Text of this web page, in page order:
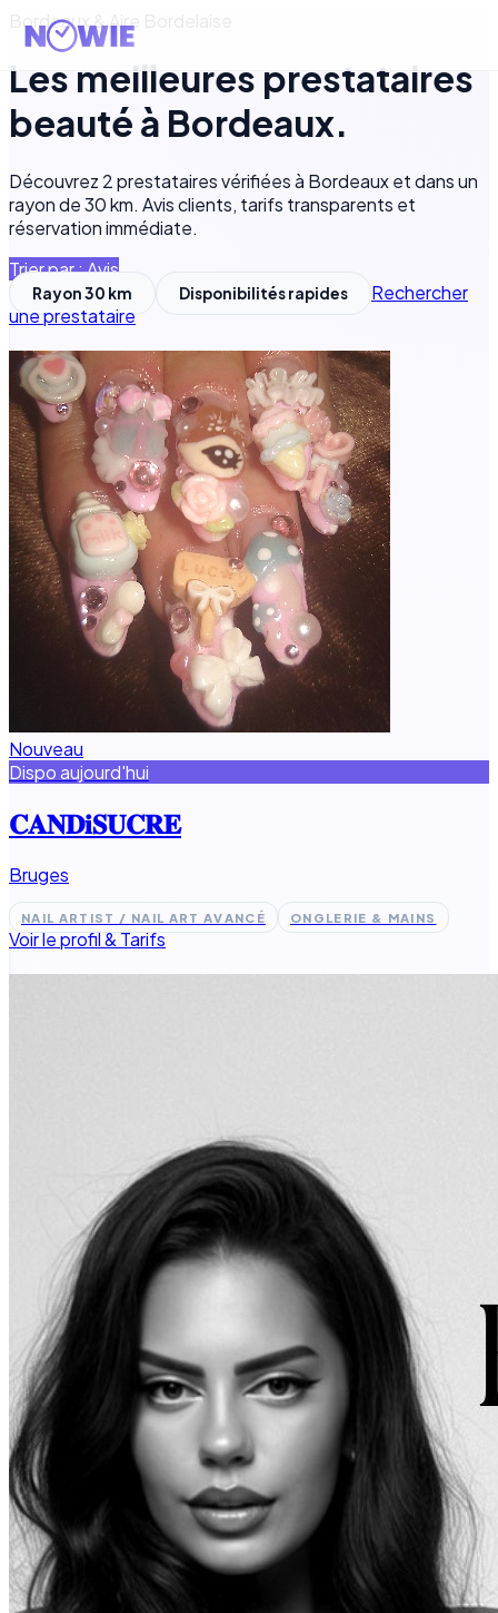
Bordeaux & Aire Bordelaise
Les meilleures prestataires
beauté à Bordeaux.
Découvrez 2prestataires vérifiées à Bordeauxet dans un
rayon de30km. Avis clients, tarifs transparents et
réservation immédiate.
Trier par : Avis
Rayon30 km Disponibilités rapides
Rechercher
une prestataire
Nouveau
Dispo aujourd'hui
𝐂𝐀𝐍𝐃𝐢𝐒𝐔𝐂𝐑𝐄
Bruges
NAIL ARTIST / NAIL ART AVANCÉ ONGLERIE & MAINS
Voir le profil & Tarifs